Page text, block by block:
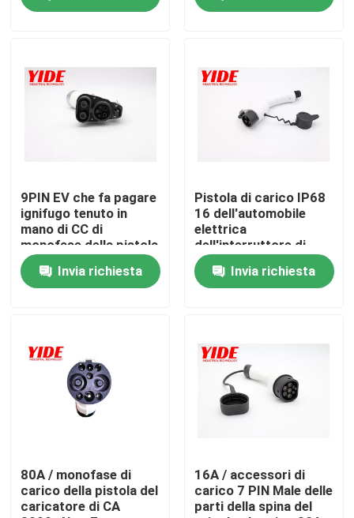
Chi siamo
Prodotti
Connettore dell'automobile elettrica
Connettore elettrico del motociclo
Connessione della batteria di Ebike
Mucchio di carico di EV
9PIN EV che fa pagare
ignifugo tenuto in
mano di CC di
monofase della pistola
Invia richiesta
Pistola di carico IP68
16 dell'automobile
elettrica
dell'interruttore di
sicurezza sicurezza di
amp/32 ampInvia richiesta
80A / monofase di
carico della pistola del
caricatore di CA
16A / accessori di
carico 7 PIN Male delle
parti della spina del